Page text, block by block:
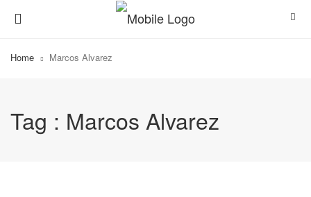
Home Marcos Alvarez
Tag : Marcos Alvarez